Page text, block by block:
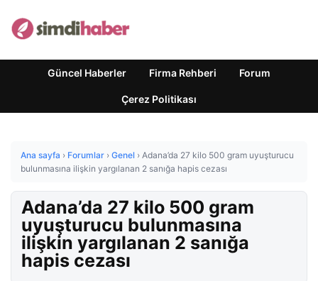
Güncel Haberler Firma Rehberi Forum
Çerez Politikası
Ana sayfa › Forumlar › Genel › Adana’da 27 kilo 500 gram uyuşturucu
bulunmasına ilişkin yargılanan 2 sanığa hapis cezası
Adana’da 27 kilo 500 gram
uyuşturucu bulunmasına
ilişkin yargılanan 2 sanığa
hapis cezası